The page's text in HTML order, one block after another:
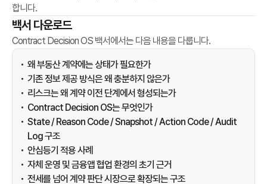
합니다.
백서 다운로드
Contract Decision OS 백서에서는 다음 내용을 다룹니다.
왜 부동산 계약에는 상태가 필요한가
기존 정보 제공 방식은 왜 충분하지 않은가
리스크는 왜 계약 이전 단계에서 형성되는가
Contract Decision OS는 무엇인가
State / Reason Code / Snapshot / Action Code / Audit
Log 구조
안심등기 적용 사례
자체 운영 및 금융앱 협업 환경의 초기 근거
전세를 넘어 계약 판단 시장으로 확장되는 구조
r
u
c
t